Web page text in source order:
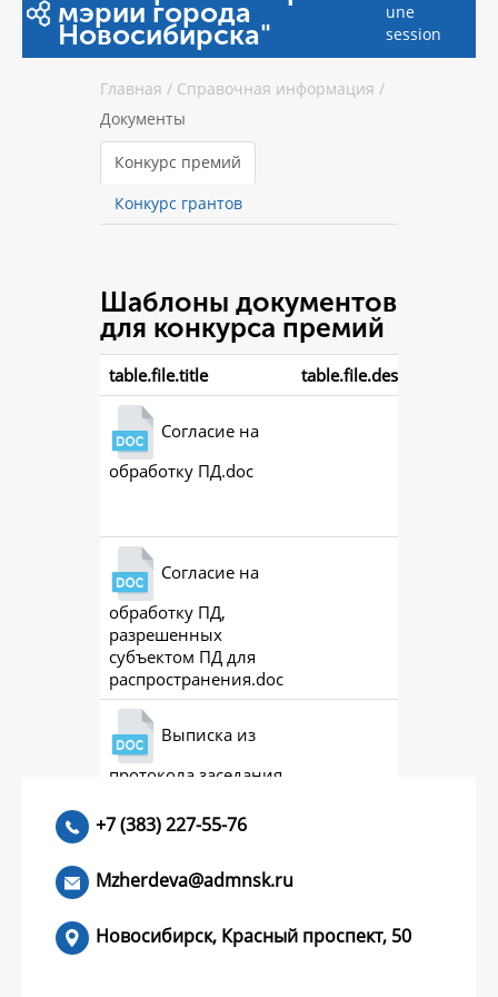
мэрии города
Новосибирска"
une
session
Главная / Справочная информация /
Документы
Конкурс премий
Конкурс грантов
Шаблоны документов
для конкурса премий
table.file.title table.file.description
Согласие на
обработку ПД.doc
Согласие на
обработку ПД,
разрешенных
субъектом ПД для
распространения.doc
Выписка из
протокола заседания
+7 (383) 227-55-76
Mzherdeva@admnsk.ru
Новосибирск, Красный проспект, 50